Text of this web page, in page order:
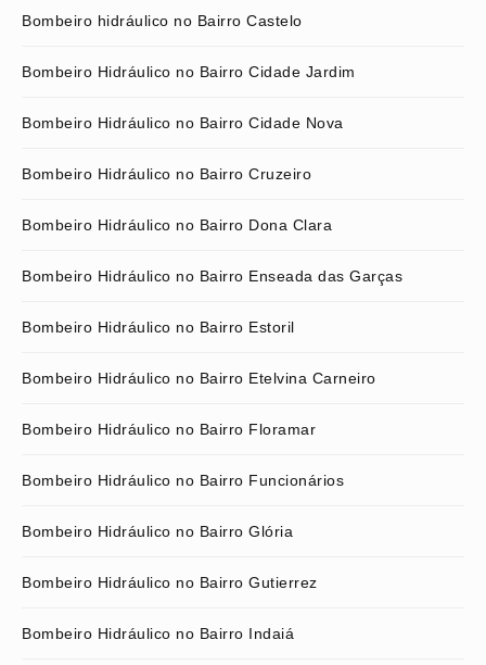
Bombeiro hidráulico no Bairro Castelo
Bombeiro Hidráulico no Bairro Cidade Jardim
Bombeiro Hidráulico no Bairro Cidade Nova
Bombeiro Hidráulico no Bairro Cruzeiro
Bombeiro Hidráulico no Bairro Dona Clara
Bombeiro Hidráulico no Bairro Enseada das Garças
Bombeiro Hidráulico no Bairro Estoril
Bombeiro Hidráulico no Bairro Etelvina Carneiro
Bombeiro Hidráulico no Bairro Floramar
Bombeiro Hidráulico no Bairro Funcionários
Bombeiro Hidráulico no Bairro Glória
Bombeiro Hidráulico no Bairro Gutierrez
Bombeiro Hidráulico no Bairro Indaiá